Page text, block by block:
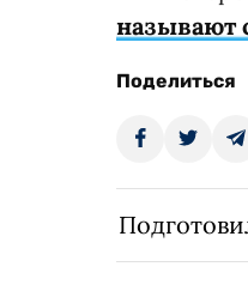
называют
Поделиться